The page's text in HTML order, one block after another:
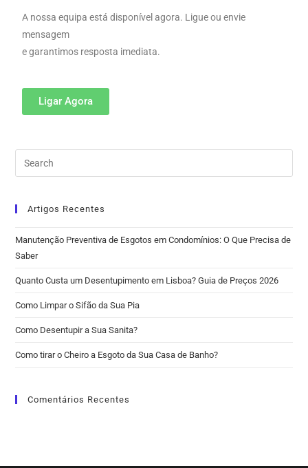
A nossa equipa está disponível agora. Ligue ou envie
mensagem
e garantimos resposta imediata.
Ligar Agora
Artigos Recentes
Manutenção Preventiva de Esgotos em Condomínios: O Que Precisa de
Saber
Quanto Custa um Desentupimento em Lisboa? Guia de Preços 2026
Como Limpar o Sifão da Sua Pia
Como Desentupir a Sua Sanita?
Como tirar o Cheiro a Esgoto da Sua Casa de Banho?
Comentários Recentes